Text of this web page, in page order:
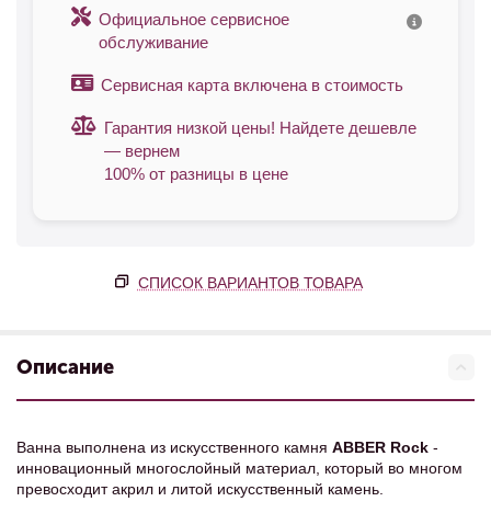
Официальное сервисное
обслуживание
Сервисная карта включена в стоимость
Гарантия низкой цены! Найдете дешевле
— вернем
100% от разницы в цене
СПИСОК ВАРИАНТОВ ТОВАРА
Описание
Ванна выполнена из искусственного камня ABBER Rock -
инновационный многослойный материал, который во многом
превосходит акрил и литой искусственный камень.